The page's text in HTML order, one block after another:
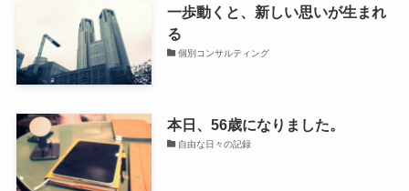
一歩動くと、新しい思いが生まれ
る
個別コンサルティング
本日、56歳になりました。
自由な日々の記録